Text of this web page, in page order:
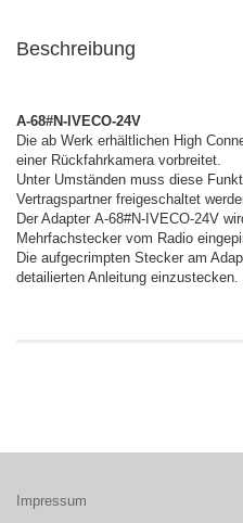
Beschreibung
A-68#N-IVECO-24V
Die ab Werk erhältlichen High
einer Rückfahrkamera vorbreitet.
Unter Umständen muss diese
Vertragspartner freigeschaltet
Der Adapter A-68#N-IVECO-24V
Mehrfachstecker vom Radio
Die aufgecrimpten Stecker am
detailierten Anleitung einzustecken.
Impressum